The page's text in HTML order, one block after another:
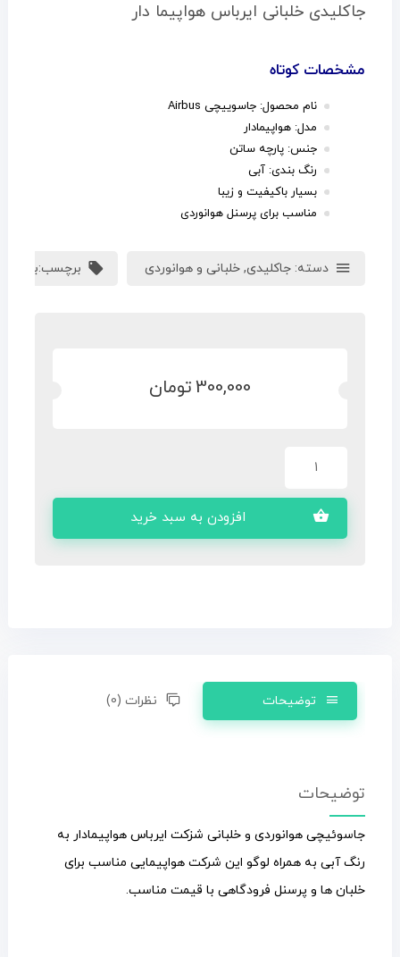
جاكليدی خلبانی ایرباس هواپیما دار
مشخصات کوتاه
نام محصول: جاسوییچی Airbus
مدل: هواپیمادار
جنس: پارچه ساتن
رنگ بندی: آبی
بسيار باکیفیت و زیبا
مناسب برای پرسنل هوانوردی
دسته: جاکلیدی, خلبانی و هوانوردی برچسب:بوئینگ
300,000تومان
افزودن به سبد خرید
توضیحات نظرات (0)
توضیحات
جاسوئیچی هوانوردی و خلبانی شزکت ایرباس هواپیمادار به
رنگ آبی به همراه لوگو این شرکت هواپیمایی مناسب برای
خلبان ها و پرسنل فرودگاهی با قیمت مناسب.